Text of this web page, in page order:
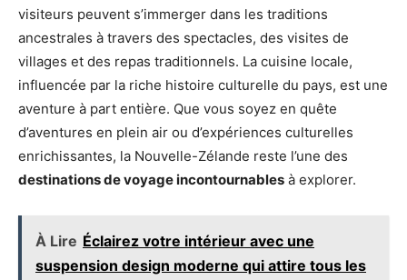
visiteurs peuvent s’immerger dans les traditions
ancestrales à travers des spectacles, des visites de
villages et des repas traditionnels. La cuisine locale,
influencée par la riche histoire culturelle du pays, est une
aventure à part entière. Que vous soyez en quête
d’aventures en plein air ou d’expériences culturelles
enrichissantes, la Nouvelle-Zélande reste l’une des
destinations de voyage incontournables à explorer.
À Lire Éclairez votre intérieur avec une
suspension design moderne qui attire tous les